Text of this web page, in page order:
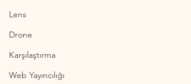
Lens
Drone
Karşılaştırma
Web Yayıncılığı